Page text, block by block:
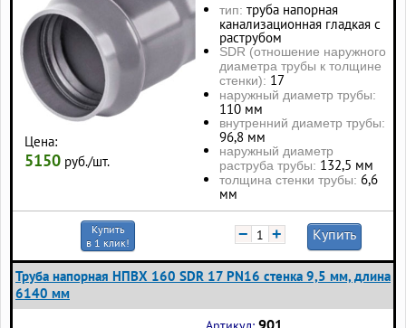
Цена:
5150 руб./шт.
тип: труба напорная
канализационная гладкая с
раструбом
SDR (отношение наружного
диаметра трубы к толщине
стенки): 17
наружный диаметр трубы:
110 мм
внутренний диаметр трубы:
96,8 мм
наружный диаметр
раструба трубы: 132,5 мм
толщина стенки трубы: 6,6
мм
Купить
в 1 клик!
− + Купить
Труба напорная НПВХ 160 SDR 17 PN16 стенка 9,5 мм, длина
6140 мм
901